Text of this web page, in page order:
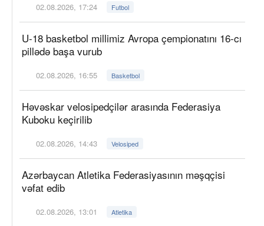
02.08.2026, 17:24 Futbol
U-18 basketbol millimiz Avropa çempionatını 16-cı
pillədə başa vurub
02.08.2026, 16:55 Basketbol
Həvəskar velosipedçilər arasında Federasiya
Kuboku keçirilib
02.08.2026, 14:43 Velosiped
Azərbaycan Atletika Federasiyasının məşqçisi
vəfat edib
02.08.2026, 13:01 Atletika